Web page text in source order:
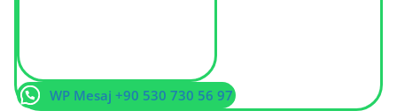
WP Mesaj +90 530 730 56 97